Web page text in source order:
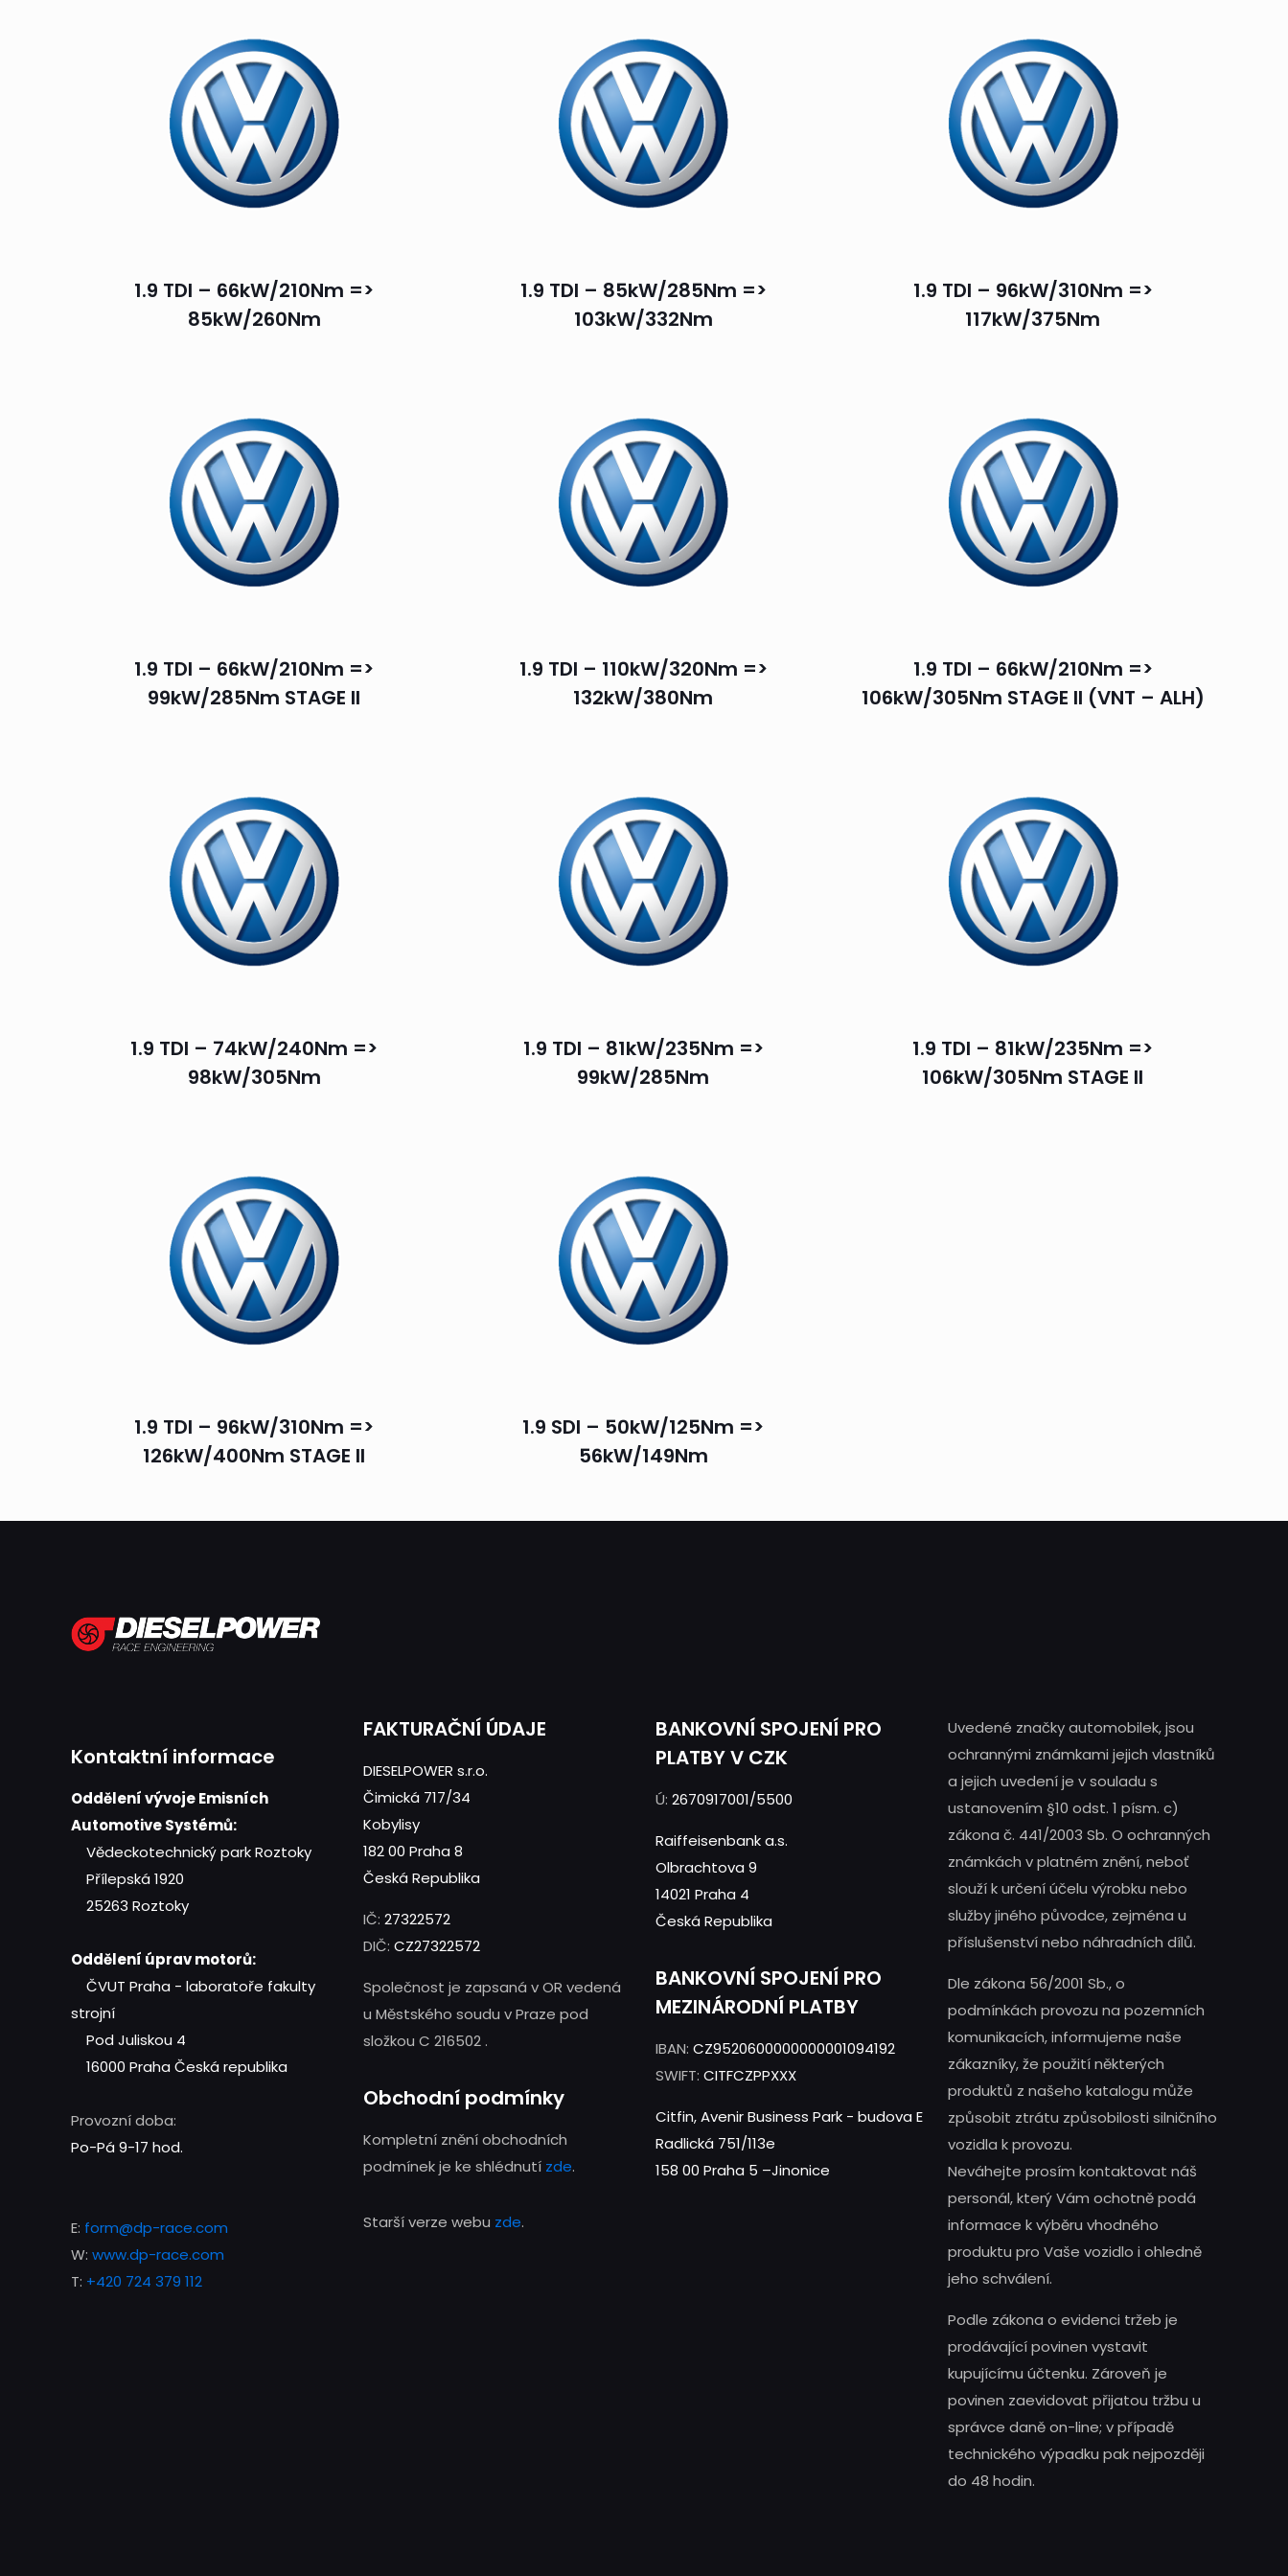
1.9 TDI – 66kW/210Nm =>
85kW/260Nm
1.9 TDI – 85kW/285Nm =>
103kW/332Nm
1.9 TDI – 96kW/310Nm =>
117kW/375Nm
1.9 TDI – 66kW/210Nm =>
99kW/285Nm STAGE II
1.9 TDI – 110kW/320Nm =>
132kW/380Nm
1.9 TDI – 66kW/210Nm =>
106kW/305Nm STAGE II (VNT – ALH)
1.9 TDI – 74kW/240Nm =>
98kW/305Nm
1.9 TDI – 81kW/235Nm =>
99kW/285Nm
1.9 TDI – 81kW/235Nm =>
106kW/305Nm STAGE II
1.9 TDI – 96kW/310Nm =>
126kW/400Nm STAGE II
1.9 SDI – 50kW/125Nm =>
56kW/149Nm
Kontaktní informace
Oddělení vývoje Emisních
Automotive Systémů:
Vědeckotechnický park Roztoky
Přílepská 1920
25263 Roztoky
Oddělení úprav motorů:
ČVUT Praha - laboratoře fakulty
strojní
Pod Juliskou 4
16000 Praha Česká republika
Provozní doba:
Po-Pá 9-17 hod.
E: form@dp-race.com
W: www.dp-race.com
T: +420 724 379 112
FAKTURAČNÍ ÚDAJE
DIESELPOWER s.r.o.
Čimická 717/34
Kobylisy
182 00 Praha 8
Česká Republika
IČ: 27322572
DIČ: CZ27322572
Společnost je zapsaná v OR vedená
u Městského soudu v Praze pod
složkou C 216502 .
Obchodní podmínky
Kompletní znění obchodních
podmínek je ke shlédnutí zde.
Starší verze webu zde.
BANKOVNÍ SPOJENÍ PRO
PLATBY V CZK
Ú: 2670917001/5500
Raiffeisenbank a.s.
Olbrachtova 9
14021 Praha 4
Česká Republika
BANKOVNÍ SPOJENÍ PRO
MEZINÁRODNÍ PLATBY
IBAN: CZ9520600000000001094192
SWIFT: CITFCZPPXXX
Citfin, Avenir Business Park - budova E
Radlická 751/113e
158 00 Praha 5 –Jinonice
Uvedené značky automobilek, jsou
ochrannými známkami jejich vlastníků
a jejich uvedení je v souladu s
ustanovením §10 odst. 1 písm. c)
zákona č. 441/2003 Sb. O ochranných
známkách v platném znění, neboť
slouží k určení účelu výrobku nebo
služby jiného původce, zejména u
příslušenství nebo náhradních dílů.
Dle zákona 56/2001 Sb., o
podmínkách provozu na pozemních
komunikacích, informujeme naše
zákazníky, že použití některých
produktů z našeho katalogu může
způsobit ztrátu způsobilosti silničního
vozidla k provozu.
Neváhejte prosím kontaktovat náš
personál, který Vám ochotně podá
informace k výběru vhodného
produktu pro Vaše vozidlo i ohledně
jeho schválení.
Podle zákona o evidenci tržeb je
prodávající povinen vystavit
kupujícímu účtenku. Zároveň je
povinen zaevidovat přijatou tržbu u
správce daně on-line; v případě
technického výpadku pak nejpozději
do 48 hodin.